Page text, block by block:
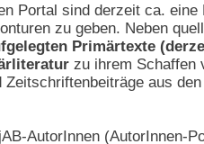
Portal sind derzeit ca.
zu geben. Neben
Primärtexte
zu ihrem Schaffen
aus
AutorInnen (AutorInnen-